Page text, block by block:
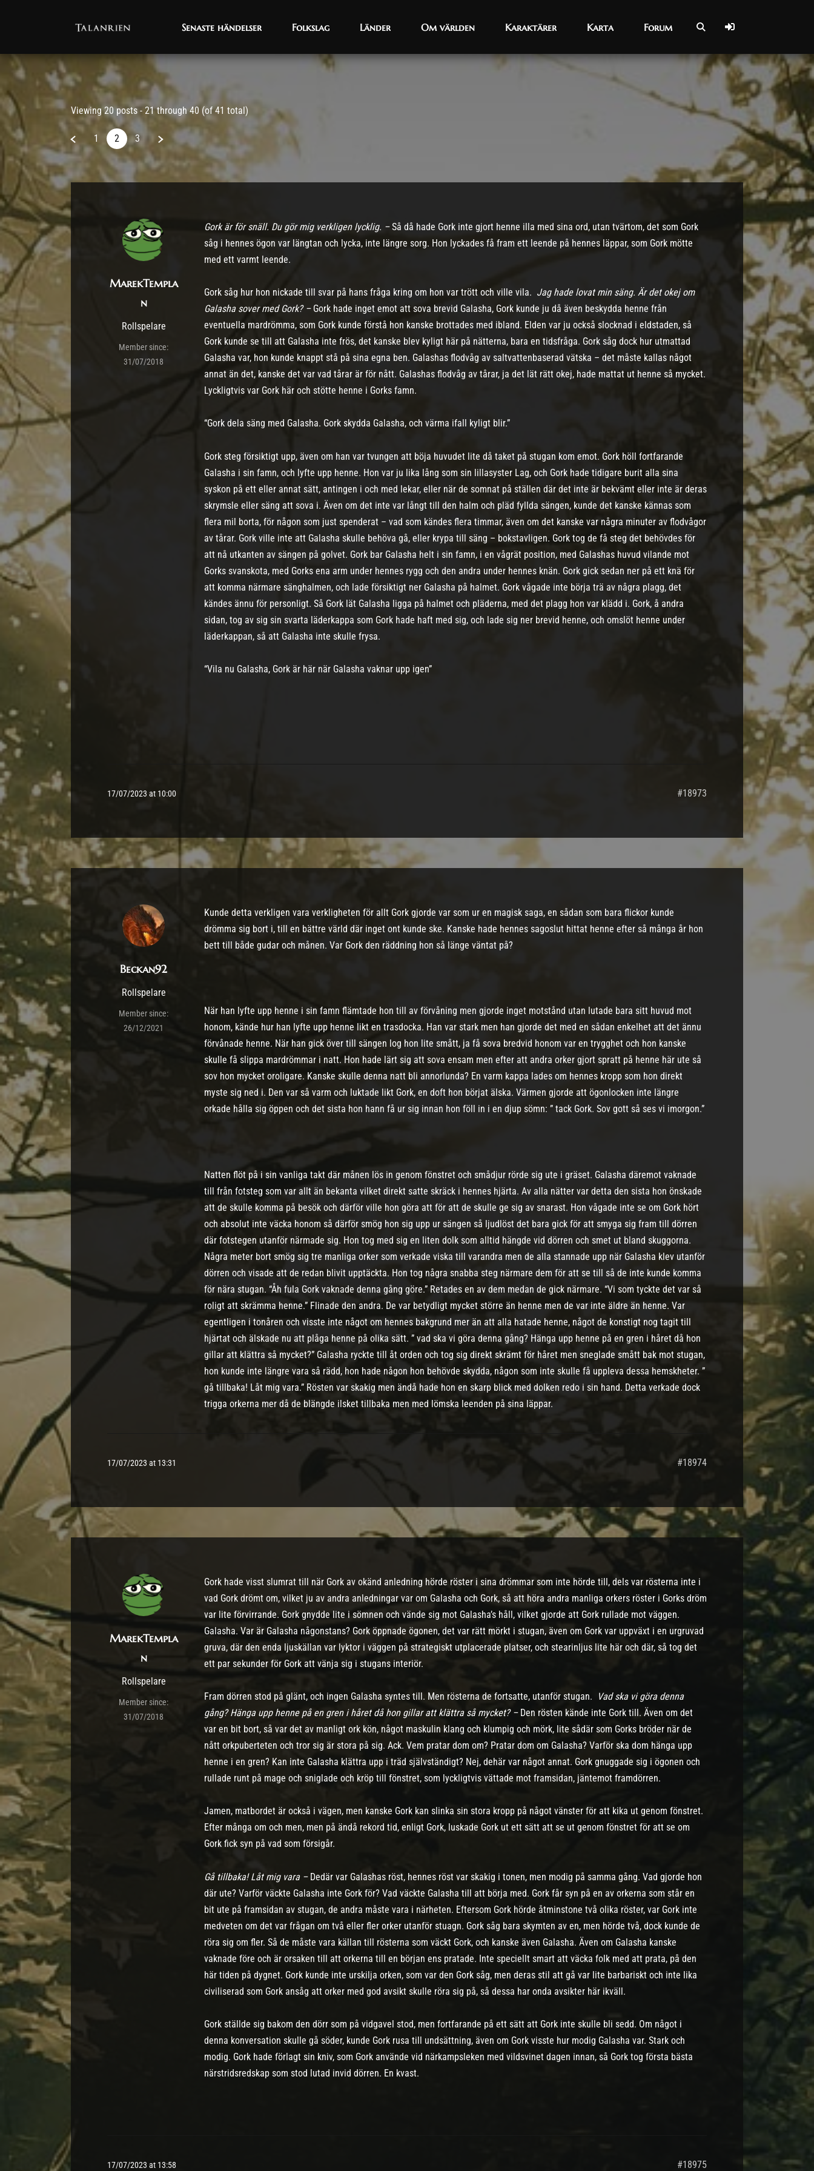
Senaste händelser
Senaste händelser Folkslag
Folkslag Länder
Länder Om världen
Om världen Karaktärer
Karaktärer Karta
Karta Forum
Forum
Post has published by
07/07/2023
Viewing 20 posts - 21 through 40 (of 41 total)
1 2 3
MarekTempla
n
Rollspelare
Member since:
31/07/2018
Gork är för snäll. Du gör mig verkligen lycklig. –Så då hade Gork inte gjort henne illa med sina ord, utan tvärtom, det som Gork
såg i hennes ögon var längtan och lycka, inte längre sorg. Hon lyckades få fram ett leende på hennes läppar, som Gork mötte
med ett varmt leende.
Gork såg hur hon nickade till svar på hans fråga kring om hon var trött och ville vila. Jag hade lovat min säng. Är det okej om
Galasha sover med Gork? – Gork hade inget emot att sova brevid Galasha, Gork kunde ju då även beskydda henne från
eventuella mardrömma, som Gork kunde förstå hon kanske brottades med ibland. Elden var ju också slocknad i eldstaden, så
Gork kunde se till att Galasha inte frös, det kanske blev kyligt här på nätterna, bara en tidsfråga. Gork såg dock hur utmattad
Galasha var, hon kunde knappt stå på sina egna ben. Galashas flodvåg av saltvattenbaserad vätska – det måste kallas något
annat än det, kanske det var vad tårar är för nått. Galashas flodvåg av tårar, ja det lät rätt okej, hade mattat ut henne så mycket.
Lyckligtvis var Gork här och stötte henne i Gorks famn.
“Gork dela säng med Galasha. Gork skydda Galasha, och värma ifall kyligt blir.”
Gork steg försiktigt upp, även om han var tvungen att böja huvudet lite då taket på stugan kom emot. Gork höll fortfarande
Galasha i sin famn, och lyfte upp henne. Hon var ju lika lång som sin lillasyster Lag, och Gork hade tidigare burit alla sina
syskon på ett eller annat sätt, antingen i och med lekar, eller när de somnat på ställen där det inte är bekvämt eller inte är deras
skrymsle eller säng att sova i. Även om det inte var långt till den halm och pläd fyllda sängen, kunde det kanske kännas som
flera mil borta, för någon som just spenderat – vad som kändes flera timmar, även om det kanske var några minuter av flodvågor
av tårar. Gork ville inte att Galasha skulle behöva gå, eller krypa till säng – bokstavligen. Gork tog de få steg det behövdes för
att nå utkanten av sängen på golvet. Gork bar Galasha helt i sin famn, i en vågrät position, med Galashas huvud vilande mot
Gorks svanskota, med Gorks ena arm under hennes rygg och den andra under hennes knän. Gork gick sedan ner på ett knä för
att komma närmare sänghalmen, och lade försiktigt ner Galasha på halmet. Gork vågade inte börja trä av några plagg, det
kändes ännu för personligt. Så Gork lät Galasha ligga på halmet och pläderna, med det plagg hon var klädd i. Gork, å andra
sidan, tog av sig sin svarta läderkappa som Gork hade haft med sig, och lade sig ner brevid henne, och omslöt henne under
läderkappan, så att Galasha inte skulle frysa.
“Vila nu Galasha, Gork är här när Galasha vaknar upp igen”
17/07/2023 at 10:00 #18973
Beckan92
Rollspelare
Member since:
26/12/2021
Kunde detta verkligen vara verkligheten för allt Gork gjorde var som ur en magisk saga, en sådan som bara flickor kunde
drömma sig bort i, till en bättre värld där inget ont kunde ske. Kanske hade hennes sagoslut hittat henne efter så många år hon
bett till både gudar och månen. Var Gork den räddning hon så länge väntat på?
När han lyfte upp henne i sin famn flämtade hon till av förvåning men gjorde inget motstånd utan lutade bara sitt huvud mot
honom, kände hur han lyfte upp henne likt en trasdocka. Han var stark men han gjorde det med en sådan enkelhet att det ännu
förvånade henne. När han gick över till sängen log hon lite smått, ja få sova bredvid honom var en trygghet och hon kanske
skulle få slippa mardrömmar i natt. Hon hade lärt sig att sova ensam men efter att andra orker gjort spratt på henne här ute så
sov hon mycket oroligare. Kanske skulle denna natt bli annorlunda? En varm kappa lades om hennes kropp som hon direkt
myste sig ned i. Den var så varm och luktade likt Gork, en doft hon börjat älska. Värmen gjorde att ögonlocken inte längre
orkade hålla sig öppen och det sista hon hann få ur sig innan hon föll in i en djup sömn: ” tack Gork. Sov gott så ses vi imorgon.”
Natten flöt på i sin vanliga takt där månen lös in genom fönstret och smådjur rörde sig ute i gräset. Galasha däremot vaknade
till från fotsteg som var allt än bekanta vilket direkt satte skräck i hennes hjärta. Av alla nätter var detta den sista hon önskade
att de skulle komma på besök och därför ville hon göra att för att de skulle ge sig av snarast. Hon vågade inte se om Gork hört
och absolut inte väcka honom så därför smög hon sig upp ur sängen så ljudlöst det bara gick för att smyga sig fram till dörren
där fotstegen utanför närmade sig. Hon tog med sig en liten dolk som alltid hängde vid dörren och smet ut bland skuggorna.
Några meter bort smög sig tre manliga orker som verkade viska till varandra men de alla stannade upp när Galasha klev utanför
dörren och visade att de redan blivit upptäckta. Hon tog några snabba steg närmare dem för att se till så de inte kunde komma
för nära stugan. “Åh fula Gork vaknade denna gång göre.” Retades en av dem medan de gick närmare. “Vi som tyckte det var så
roligt att skrämma henne.” Flinade den andra. De var betydligt mycket större än henne men de var inte äldre än henne. Var
egentligen i tonåren och visste inte något om hennes bakgrund mer än att alla hatade henne, något de konstigt nog tagit till
hjärtat och älskade nu att plåga henne på olika sätt. ” vad ska vi göra denna gång? Hänga upp henne på en gren i håret då hon
gillar att klättra så mycket?” Galasha ryckte till åt orden och tog sig direkt skrämt för håret men sneglade smått bak mot stugan,
hon kunde inte längre vara så rädd, hon hade någon hon behövde skydda, någon som inte skulle få uppleva dessa hemskheter. ”
gå tillbaka! Låt mig vara.” Rösten var skakig men ändå hade hon en skarp blick med dolken redo i sin hand. Detta verkade dock
trigga orkerna mer då de blängde ilsket tillbaka men med lömska leenden på sina läppar.
17/07/2023 at 13:31 #18974
MarekTempla
n
Rollspelare
Member since:
31/07/2018
Gork hade visst slumrat till när Gork av okänd anledning hörde röster i sina drömmar som inte hörde till, dels var rösterna inte i
vad Gork drömt om, vilket ju av andra anledningar var om Galasha och Gork, så att höra andra manliga orkers röster i Gorks dröm
var lite förvirrande. Gork gnydde lite i sömnen och vände sig mot Galasha’s håll, vilket gjorde att Gork rullade mot väggen.
Galasha. Var är Galasha någonstans? Gork öppnade ögonen, det var rätt mörkt i stugan, även om Gork var uppväxt i en urgruvad
gruva, där den enda ljuskällan var lyktor i väggen på strategiskt utplacerade platser, och stearinljus lite här och där, så tog det
ett par sekunder för Gork att vänja sig i stugans interiör.
Fram dörren stod på glänt, och ingen Galasha syntes till. Men rösterna de fortsatte, utanför stugan.
Vad ska vi göra denna
gång? Hänga upp henne på en gren i håret då hon gillar att klättra så mycket? – Den rösten kände inte Gork till. Även om det
var en bit bort, så var det av manligt ork kön, något maskulin klang och klumpig och mörk, lite sådär som Gorks bröder när de
nått orkpuberteten och tror sig är stora på sig. Ack. Vem pratar dom om? Pratar dom om Galasha? Varför ska dom hänga upp
henne i en gren? Kan inte Galasha klättra upp i träd självständigt? Nej, dehär var något annat. Gork gnuggade sig i ögonen och
rullade runt på mage och sniglade och kröp till fönstret, som lyckligtvis vättade mot framsidan, jäntemot framdörren.
Jamen, matbordet är också i vägen, men kanske Gork kan slinka sin stora kropp på något vänster för att kika ut genom fönstret.
Efter många om och men, men på ändå rekord tid, enligt Gork, luskade Gork ut ett sätt att se ut genom fönstret för att se om
Gork fick syn på vad som försigår.
Gå tillbaka! Låt mig vara – Dedär var Galashas röst, hennes röst var skakig i tonen, men modig på samma gång. Vad gjorde hon
där ute? Varför väckte Galasha inte Gork för? Vad väckte Galasha till att börja med. Gork får syn på en av orkerna som står en
bit ute på framsidan av stugan, de andra måste vara i närheten. Eftersom Gork hörde åtminstone två olika röster, var Gork inte
medveten om det var frågan om två eller fler orker utanför stuagn. Gork såg bara skymten av en, men hörde två, dock kunde de
röra sig om fler. Så de måste vara källan till rösterna som väckt Gork, och kanske även Galasha. Även om Galasha kanske
vaknade före och är orsaken till att orkerna till en början ens pratade. Inte speciellt smart att väcka folk med att prata, på den
här tiden på dygnet. Gork kunde inte urskilja orken, som var den Gork såg, men deras stil att gå var lite barbariskt och inte lika
civiliserad som Gork ansåg att orker med god avsikt skulle röra sig på, så dessa har onda avsikter här ikväll.
Gork ställde sig bakom den dörr som på vidgavel stod, men fortfarande på ett sätt att Gork inte skulle bli sedd. Om något i
denna konversation skulle gå söder, kunde Gork rusa till undsättning, även om Gork visste hur modig Galasha var. Stark och
modig. Gork hade förlagt sin kniv, som Gork använde vid närkampsleken med vildsvinet dagen innan, så Gork tog första bästa
närstridsredskap som stod lutad invid dörren. En kvast.
17/07/2023 at 13:58 #18975